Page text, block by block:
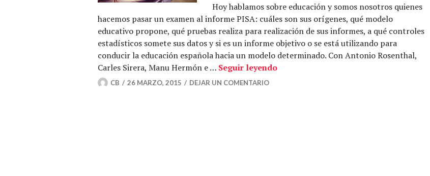
Hoy hablamos sobre educación y somos nosotros quienes
hacemos pasar un examen al informe PISA: cuáles son sus orígenes, qué modelo
educativo propone, qué pruebas realiza para realización de sus informes, a qué controles
estadísticos somete sus datos y si es un informe objetivo o se está utilizando para
conducir la educación española hacia un modelo determinado. Con Antonio Rosenthal,
Carles Sirera, Manu Hermón e … Seguir leyendoPISA nos pisa – Ampliando el debate
CB 26 MARZO, 2015 DEJAR UN COMENTARIO